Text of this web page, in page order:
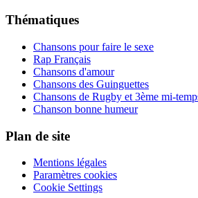
Thématiques
Chansons pour faire le sexe
Rap Français
Chansons d'amour
Chansons des Guinguettes
Chansons de Rugby et 3ème mi-
Chanson bonne humeur
Plan de site
Mentions légales
Paramètres cookies
Cookie Settings